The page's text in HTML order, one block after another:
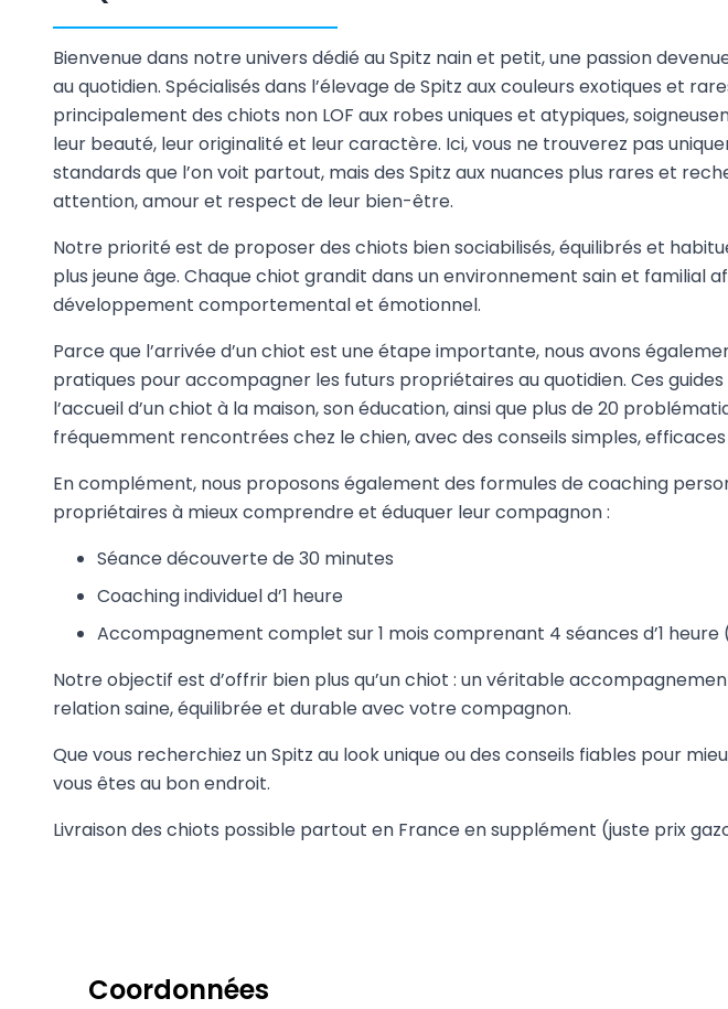
Bienvenue dans notre univers dédié au Spitz nain et petit, une passion
au quotidien. Spécialisés dans l’élevage de Spitz aux couleurs exotiques et
principalement des chiots non LOF aux robes uniques et atypiques,
leur beauté, leur originalité et leur caractère. Ici, vous ne trouverez pas
standards que l’on voit partout, mais des Spitz aux nuances plus rares et
attention, amour et respect de leur bien-être.
Notre priorité est de proposer des chiots bien sociabilisés, équilibrés et
plus jeune âge. Chaque chiot grandit dans un environnement sain et familial
développement comportemental et émotionnel.
Parce que l’arrivée d’un chiot est une étape importante, nous avons
pratiques pour accompagner les futurs propriétaires au quotidien. Ces
l’accueil d’un chiot à la maison, son éducation, ainsi que plus de 20
fréquemment rencontrées chez le chien, avec des conseils simples,
En complément, nous proposons également des formules de coaching
propriétaires à mieux comprendre et éduquer leur compagnon :
Séance découverte de 30 minutes
Coaching individuel d’1 heure
Accompagnement complet sur 1 mois comprenant 4 séances d’1 heure
Notre objectif est d’offrir bien plus qu’un chiot : un véritable
relation saine, équilibrée et durable avec votre compagnon.
Que vous recherchiez un Spitz au look unique ou des conseils fiables pour
vous êtes au bon endroit.
Livraison des chiots possible partout en France en supplément (juste prix
Coordonnées